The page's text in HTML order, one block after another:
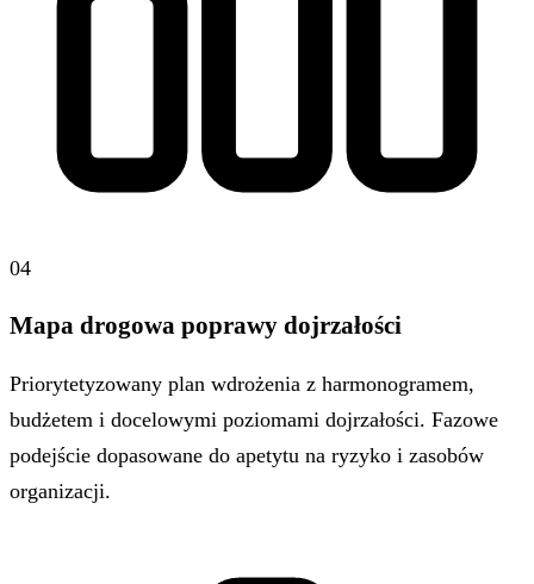
04
Mapa drogowa poprawy dojrzałości
Priorytetyzowany plan wdrożenia z harmonogramem,
budżetem i docelowymi poziomami dojrzałości. Fazowe
podejście dopasowane do apetytu na ryzyko i zasobów
organizacji.